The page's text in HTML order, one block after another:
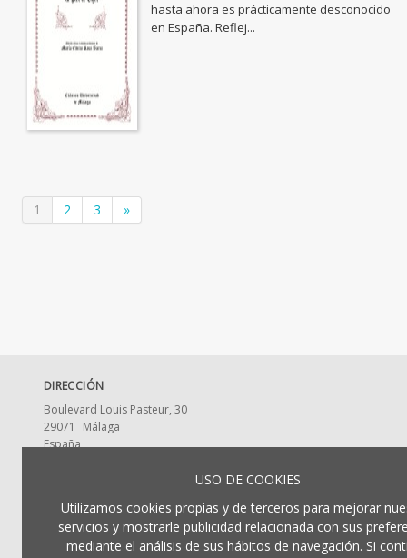
BIOGRAFÍA: GENERAL
BIOLOGIA, CIENCIAS DE LA VIDA
Ver todas... (110)
hasta ahora es prácticamente desconocido
en España. Reflej...
1 2 3 »
DIRECCIÓN
Boulevard Louis Pasteur, 30
29071
Málaga
España
CONTACTA CON NOSOTROS
952 13 2917
USO DE COOKIES
Utilizamos cookies propias y de terceros para mejorar
servicios y mostrarle publicidad relacionada con sus
mediante el análisis de sus hábitos de navegación. Si